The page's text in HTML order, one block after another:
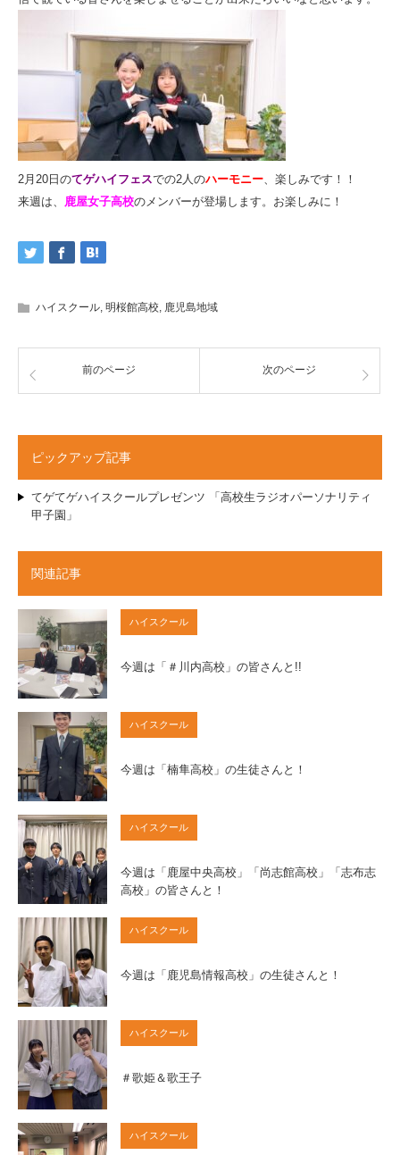
2月20日のてゲハイフェスでの2人のハーモニー、楽しみです！！
来週は、 鹿屋女子高校のメンバーが登場します。お楽しみに！
ハイスクール 明桜館高校 鹿児島地域
前のページ 次のページ
ピックアップ記事
てゲてゲハイスクールプレゼンツ 「高校生ラジオパーソナリティ
甲子園」
関連記事
ハイスクール
今週は「＃川内高校」の皆さんと!!
ハイスクール
今週は「楠隼高校」の生徒さんと！
ハイスクール
今週は「鹿屋中央高校」「尚志館高校」「志布志
高校」の皆さんと！
ハイスクール
今週は「鹿児島情報高校」の生徒さんと！
ハイスクール
＃歌姫＆歌王子
ハイスクール